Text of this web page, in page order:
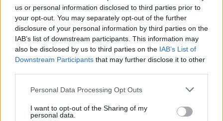
us or personal information disclosed to third parties prior to
your opt-out. You may separately opt-out of the further
disclosure of your personal information by third parties on the
IAB’s list of downstream participants. This information may
also be disclosed by us to third parties on the IAB’s List of
Downstream Participants that may further disclose it to other
Personal Data Processing Opt Outs
I want to opt-out of the Sharing of my
personal data.
Ακολουθήστε το Pink.gr στοGoogle News και
μάθετε πρώτοιτα πιο hot νέα.